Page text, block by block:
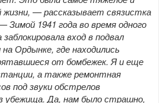
жизни, — рассказывает связистка
1941 года во время одного
вход в подвал
Ордынке, где находились
от бомбежек. Я и еще
а также ремонтная
под звуки обстрелов
убежища. Да, нам было страшно,